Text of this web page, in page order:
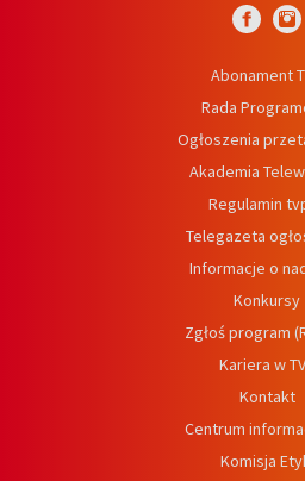
Abonament
Rada
Ogłoszenia
Akademia
Regulamin
Telegazeta
Informacje o
Konkursy
Zgłoś program
Kariera w
Kontakt
Centrum
Komisja